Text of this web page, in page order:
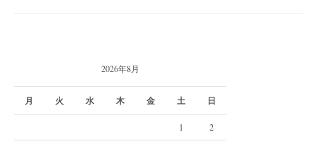
2026年8月
月 火 水 木 金 土 日
1 2